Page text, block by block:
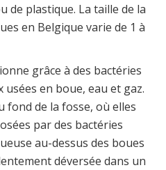
de plastique. La taille de la
en Belgique varie de 1 à
grâce à des bactéries
en boue, eau et gaz.
fond de la fosse, où elles
par des bactéries
au-dessus des boues
déversée dans un